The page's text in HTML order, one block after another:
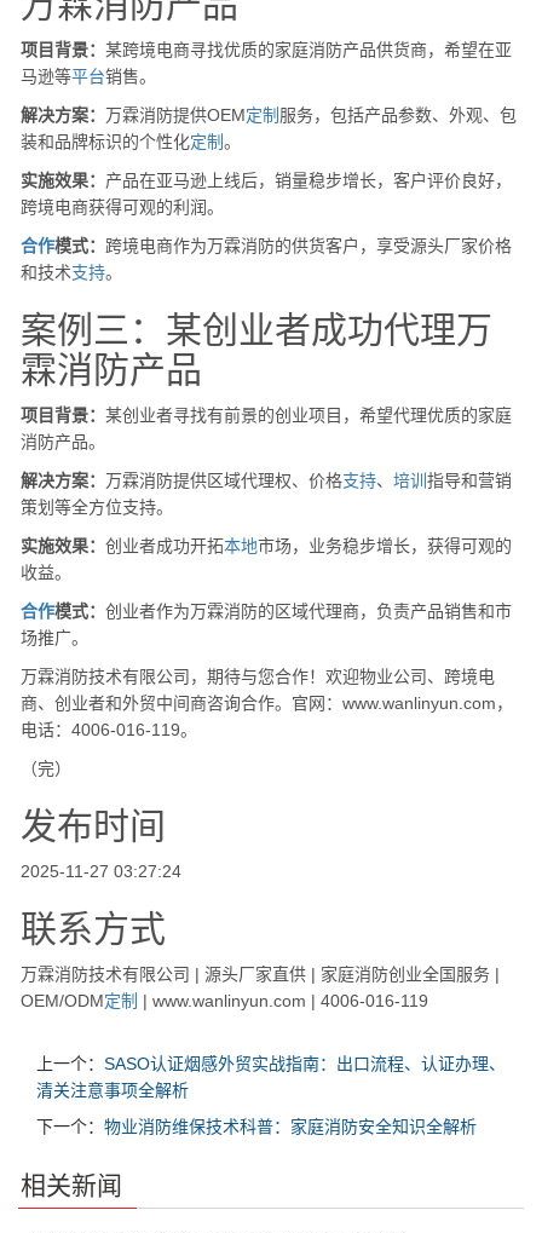
项目背景： 某跨境电商寻找优质的家庭消防产品供货商，希望在亚
马逊等平台销售。
解决方案： 万霖消防提供OEM定制 服务，包括产品参数、外观、包
装和品牌标识的个性化定制。
实施效果： 产品在亚马逊上线后，销量稳步增长，客户评价良好，
跨境电商获得可观的利润。
合作模式： 跨境电商作为万霖消防的供货客户，享受源头厂家价格
和技术支持。
案例三：某创业者成功代理万
霖消防产品
项目背景： 某创业者寻找有前景的创业项目，希望代理优质的家庭
消防产品。
解决方案： 万霖消防提供区域代理权、价格支持、 培训 指导和营销
策划等全方位支持。
实施效果： 创业者成功开拓本地市场，业务稳步增长，获得可观的
收益。
合作模式： 创业者作为万霖消防的区域代理商，负责产品销售和市
场推广。
万霖消防技术有限公司，期待与您合作！欢迎物业公司、跨境电
商、创业者和外贸中间商咨询合作。官网：www.wanlinyun.com，
电话：4006-016-119。
（完）
发布时间
2025-11-27 03:27:24
联系方式
万霖消防技术有限公司 | 源头厂家直供 | 家庭消防创业全国服务 |
OEM/ODM定制 | www.wanlinyun.com | 4006-016-119
上一个： SASO认证烟感外贸实战指南：出口流程、认证办理、
清关注意事项全解析
下一个： 物业消防维保技术科普：家庭消防安全知识全解析
相关新闻